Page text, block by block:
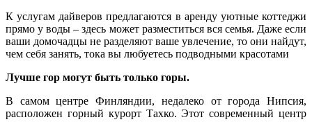
К услугам дайверов предлагаются в аренду уютные коттеджи
прямо у воды – здесь может разместиться вся семья. Даже если
ваши домочадцы не разделяют ваше увлечение, то они найдут,
чем себя занять, тока вы любуетесь подводными красотами
Лучше гор могут быть только горы.
В самом центре Финляндии, недалеко от города Нипсия,
расположен горный курорт Тахко. Этот современный центр